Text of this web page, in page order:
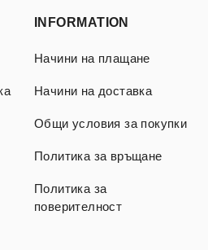
INFORMATION
Начини на плащане
Начини на доставка
Общи условия за покупки
Политика за връщане
Политика за
поверителност